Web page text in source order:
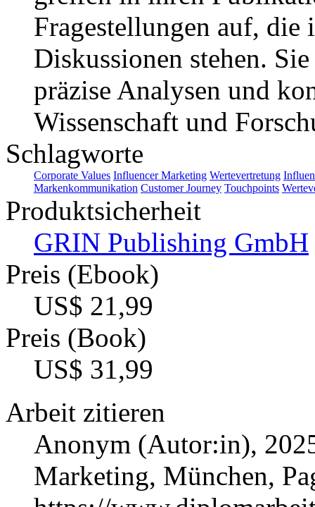
Fragestellungen auf,
Diskussionen stehen.
präzise Analysen und
Wissenschaft und
Schlagworte
Corporate Values Influencer Marketing Wertevertretung
Markenkommunikation Customer Journey Touchpoints
Produktsicherheit
GRIN Publishing GmbH
Preis (Ebook)
US$ 21,99
Preis (Book)
US$ 31,99
Arbeit zitieren
Anonym (Autor:in),
Marketing, München,